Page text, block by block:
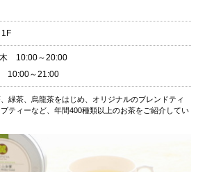
木 10:00～20:00
10:00～21:00
緑茶、烏龍茶をはじめ、オリジナルのブレンドティ
ティーなど、年間400種類以上のお茶をご紹介してい